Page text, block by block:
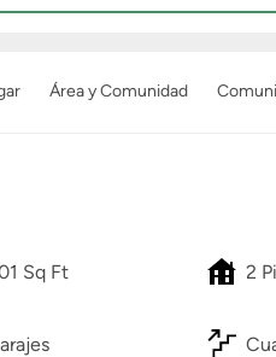
Área y Comunidad
Sq Ft 2